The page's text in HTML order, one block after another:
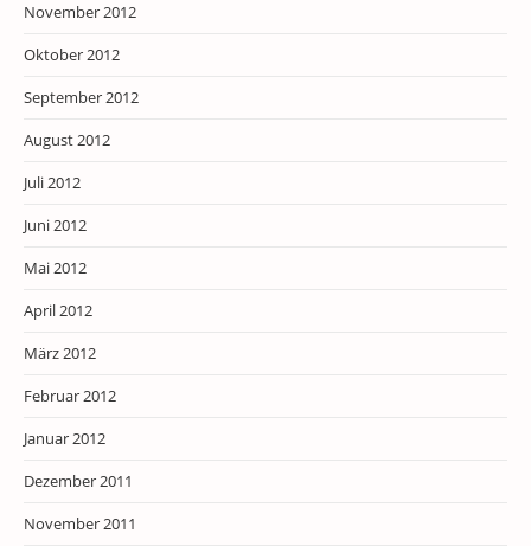
November 2012
Oktober 2012
September 2012
August 2012
Juli 2012
Juni 2012
Mai 2012
April 2012
März 2012
Februar 2012
Januar 2012
Dezember 2011
November 2011